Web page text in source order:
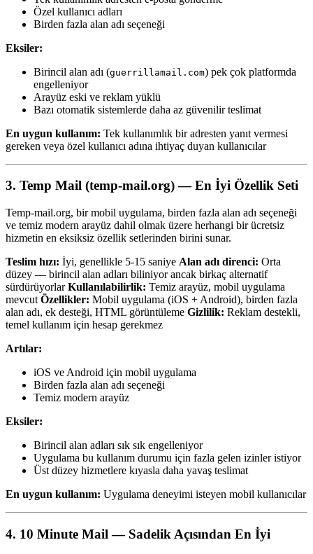
Özel kullanıcı adları
Birden fazla alan adı seçeneği
Eksiler:
Birincil alan adı (guerrillamail.com) pek çok platformda
engelleniyor
Arayüz eski ve reklam yüklü
Bazı otomatik sistemlerde daha az güvenilir teslimat
En uygun kullanım: Tek kullanımlık bir adresten yanıt vermesi
gereken veya özel kullanıcı adına ihtiyaç duyan kullanıcılar
3. Temp Mail (temp-mail.org) — En İyi Özellik Seti
Temp-mail.org, bir mobil uygulama, birden fazla alan adı seçeneği
ve temiz modern arayüz dahil olmak üzere herhangi bir ücretsiz
hizmetin en eksiksiz özellik setlerinden birini sunar.
Teslim hızı: İyi, genellikle 5-15 saniye Alan adı direnci: Orta
düzey — birincil alan adları biliniyor ancak birkaç alternatif
sürdürüyorlarKullanılabilirlik: Temiz arayüz, mobil uygulama
mevcut Özellikler: Mobil uygulama (iOS + Android), birden fazla
alan adı, ek desteği, HTML görüntüleme Gizlilik: Reklam destekli,
temel kullanım için hesap gerekmez
Artılar:
iOS ve Android için mobil uygulama
Birden fazla alan adı seçeneği
Temiz modern arayüz
Eksiler:
Birincil alan adları sık sık engelleniyor
Uygulama bu kullanım durumu için fazla gelen izinler istiyor
Üst düzey hizmetlere kıyasla daha yavaş teslimat
En uygun kullanım: Uygulama deneyimi isteyen mobil kullanıcılar
4. 10 Minute Mail — Sadelik Açısından En İyi